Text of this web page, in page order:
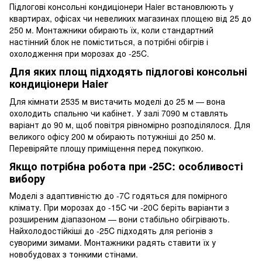
Підлогові консольні кондиціонери Haier встановлюють у
квартирах, офісах чи невеликих магазинах площею від 25 до
250 м. Монтажники обирають їх, коли стандартний
настінний блок не поміститься, а потрібні обігрів і
охолодження при морозах до -25C.
Для яких площ підходять підлогові консольні
кондиціонери Haier
Для кімнати 2535 м вистачить моделі до 25 м — вона
охолодить спальню чи кабінет. У залі 7090 м ставлять
варіант до 90 м, щоб повітря рівномірно розподілялося. Для
великого офісу 200 м обирають потужніші до 250 м.
Перевіряйте площу приміщення перед покупкою.
Якщо потрібна робота при -25C: особливості
вибору
Моделі з адаптивністю до -7C годяться для помірного
клімату. При морозах до -15C чи -20C беріть варіанти з
розширеним діапазоном — вони стабільно обігрівають.
Найхолодостійкіші до -25C підходять для регіонів з
суворими зимами. Монтажники радять ставити їх у
новобудовах з тонкими стінами.